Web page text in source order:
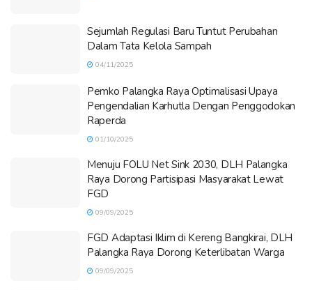
Sejumlah Regulasi Baru Tuntut Perubahan
Dalam Tata Kelola Sampah
04/11/2025
Pemko Palangka Raya Optimalisasi Upaya
Pengendalian Karhutla Dengan Penggodokan
Raperda
01/10/2025
Menuju FOLU Net Sink 2030, DLH Palangka
Raya Dorong Partisipasi Masyarakat Lewat
FGD
09/09/2025
FGD Adaptasi Iklim di Kereng Bangkirai, DLH
Palangka Raya Dorong Keterlibatan Warga
09/09/2025